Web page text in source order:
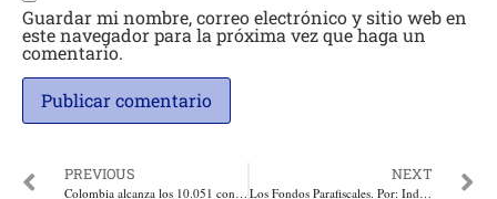
Guardar mi nombre, correo electrónico y sitio web en
este navegador para la próxima vez que haga un
comentario.
PREVIOUS
Colombia alcanza los 10.051 contagiados de Covid-19. Consolidado de la semana deja 2.283 nuevos casos de 20.938 pruebas practicadas. 129.688 descartados. Y 88 fallecidos
NEXT
Los Fondos Parafiscales. Por: Indalecio Dangond Baquero*